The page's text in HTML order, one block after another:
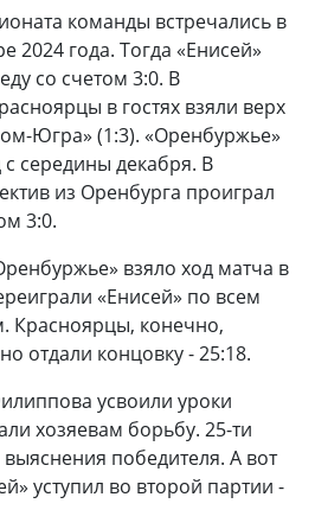
команды встречались в
2024 года. Тогда «Енисей»
со счетом 3:0. В
в гостях взяли верх
Югра» (1:3). «Оренбуржье»
середины декабря. В
из Оренбурга проиграл
3:0.
взяло ход матча в
«Енисей» по всем
Красноярцы, конечно,
отдали концовку - 25:18.
усвоили уроки
хозяевам борьбу. 25-ти
победителя. А вот
уступил во второй партии -